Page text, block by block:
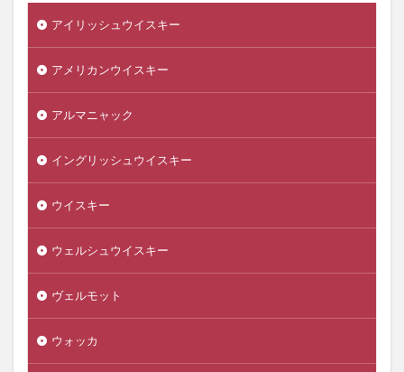
アイリッシュウイスキー
アメリカンウイスキー
アルマニャック
イングリッシュウイスキー
ウイスキー
ウェルシュウイスキー
ヴェルモット
ウォッカ